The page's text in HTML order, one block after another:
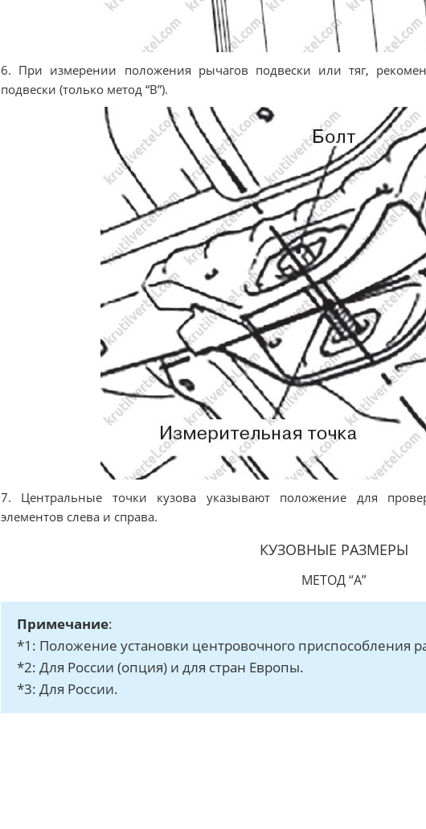
6. При измерении положения рычагов подвески или тяг,
подвески (только метод “В”).
7. Центральные точки кузова указывают положение для
элементов слева и справа.
КУЗОВНЫЕ РАЗМЕРЫ
МЕТОД “А”
Примечание:
*1: Положение установки центровочного приспособления
*2: Для России (опция) и для стран Европы.
*3: Для России.